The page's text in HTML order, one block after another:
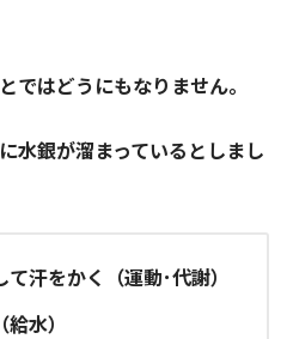
ではどうにもなりません。
水銀が溜まっているとしまし
汗をかく（運動･代謝）
水）